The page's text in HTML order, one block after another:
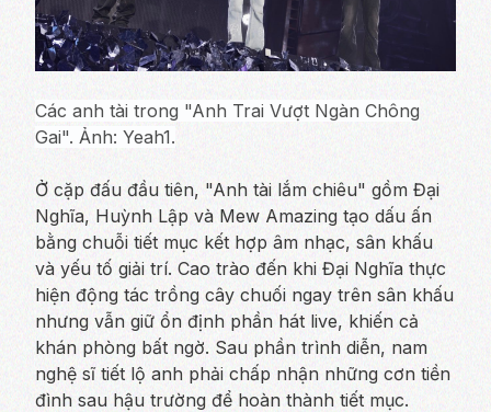
Các anh tài trong "Anh Trai Vượt Ngàn Chông
Gai". Ảnh: Yeah1.
Ở cặp đấu đầu tiên, "Anh tài lắm chiêu" gồm Đại
Nghĩa, Huỳnh Lập và Mew Amazing tạo dấu ấn
bằng chuỗi tiết mục kết hợp âm nhạc, sân khấu
và yếu tố giải trí. Cao trào đến khi Đại Nghĩa thực
hiện động tác trồng cây chuối ngay trên sân khấu
nhưng vẫn giữ ổn định phần hát live, khiến cả
khán phòng bất ngờ. Sau phần trình diễn, nam
nghệ sĩ tiết lộ anh phải chấp nhận những cơn tiền
đình sau hậu trường để hoàn thành tiết mục.